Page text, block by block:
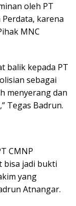
oleh PT
karena
MNC
balik kepada PT
sebagai
menyerang dan
Tegas Badrun.
CMNP
bisa jadi bukti
yang
Atnangar.